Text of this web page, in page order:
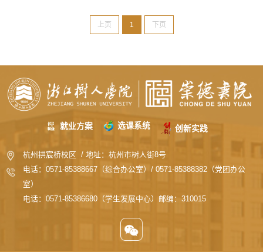
上页 1 下页
就业方案 选课系统 创新实践
杭州拱宸桥校区 / 地址：杭州市树人街8号
电话：0571-85388667（综合办公室）/ 0571-85388382（党团办公
室）
电话：0571-85386680（学生发展中心）邮编：310015